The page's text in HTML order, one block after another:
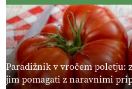
Paradižnik v vročem poletju:
jim pomagati z naravnimi